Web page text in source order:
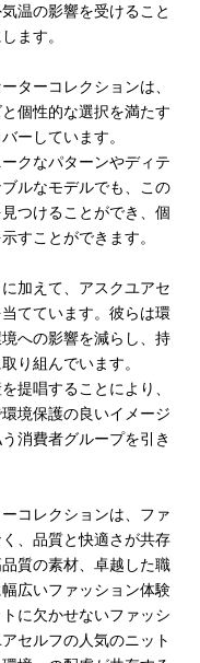
温の影響を受けること
ます。
ターコレクションは、
個性的な選択を満たす
ーしています。
クなパターンやディテ
ルなモデルでも、この
つけることができ、個
すことができます。
加えて、アスクユアセ
てています。彼らは環
への影響を減らし、持
り組んでいます。
提唱することにより、
境保護の良いイメージ
消費者グループを引き
コレクションは、ファ
、品質と快適さが共存
質の素材、卓越した職
広いファッション体験
に欠かせないファッシ
セルフの人気のニット